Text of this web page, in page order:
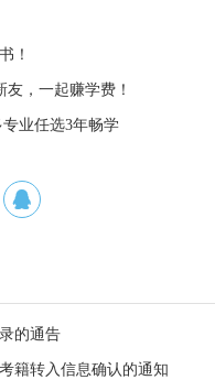
！
，一起赚学费！
业任选3年畅学
的通告
籍转入信息确认的通知